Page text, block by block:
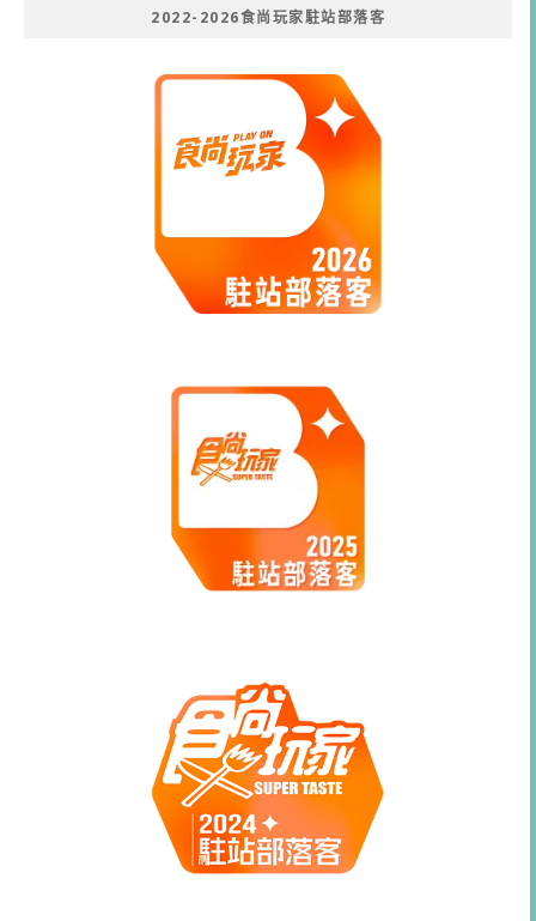
2022-2026食尚玩家駐站部落客